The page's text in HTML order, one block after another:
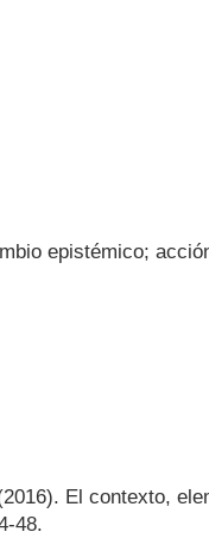
epistémico;
El contexto,
48.